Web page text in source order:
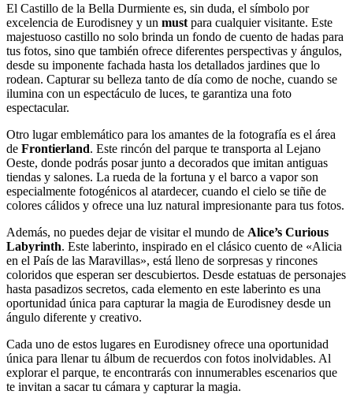
El Castillo de la Bella Durmiente es, sin duda, el símbolo por
excelencia de Eurodisney y un must para cualquier visitante. Este
majestuoso castillo no solo brinda un fondo de cuento de hadas para
tus fotos, sino que también ofrece diferentes perspectivas y ángulos,
desde su imponente fachada hasta los detallados jardines que lo
rodean. Capturar su belleza tanto de día como de noche, cuando se
ilumina con un espectáculo de luces, te garantiza una foto
espectacular.
Otro lugar emblemático para los amantes de la fotografía es el área
de Frontierland. Este rincón del parque te transporta al Lejano
Oeste, donde podrás posar junto a decorados que imitan antiguas
tiendas y salones. La rueda de la fortuna y el barco a vapor son
especialmente fotogénicos al atardecer, cuando el cielo se tiñe de
colores cálidos y ofrece una luz natural impresionante para tus fotos.
Además, no puedes dejar de visitar el mundo de Alice’s Curious
Labyrinth. Este laberinto, inspirado en el clásico cuento de «Alicia
en el País de las Maravillas», está lleno de sorpresas y rincones
coloridos que esperan ser descubiertos. Desde estatuas de personajes
hasta pasadizos secretos, cada elemento en este laberinto es una
oportunidad única para capturar la magia de Eurodisney desde un
ángulo diferente y creativo.
Cada uno de estos lugares en Eurodisney ofrece una oportunidad
única para llenar tu álbum de recuerdos con fotos inolvidables. Al
explorar el parque, te encontrarás con innumerables escenarios que
te invitan a sacar tu cámara y capturar la magia.